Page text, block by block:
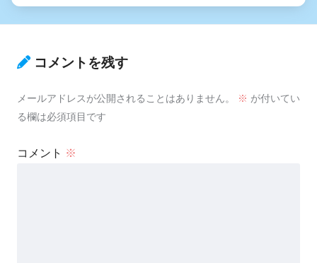
コメントを残す
メールアドレスが公開されることはありません。 ※ が付いてい
る欄は必須項目です
コメント ※